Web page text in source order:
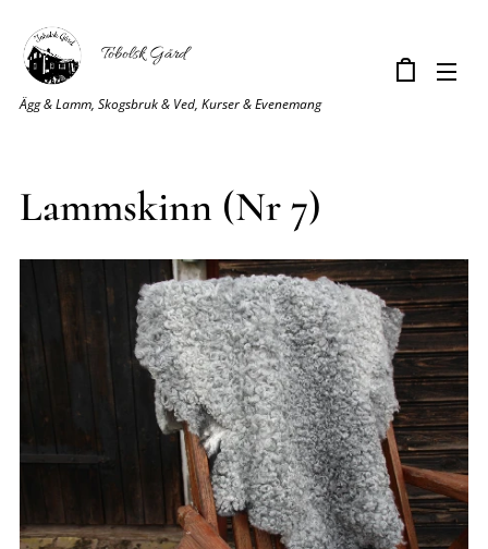
Tobolsk Gård
Ägg & Lamm, Skogsbruk & Ved, Kurser & Evenemang
Lammskinn (Nr 7)